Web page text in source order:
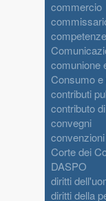
commercio
comunione
Consumo
contributi
contributo
convegni
Corte dei
DASPO
diritti
diritti della